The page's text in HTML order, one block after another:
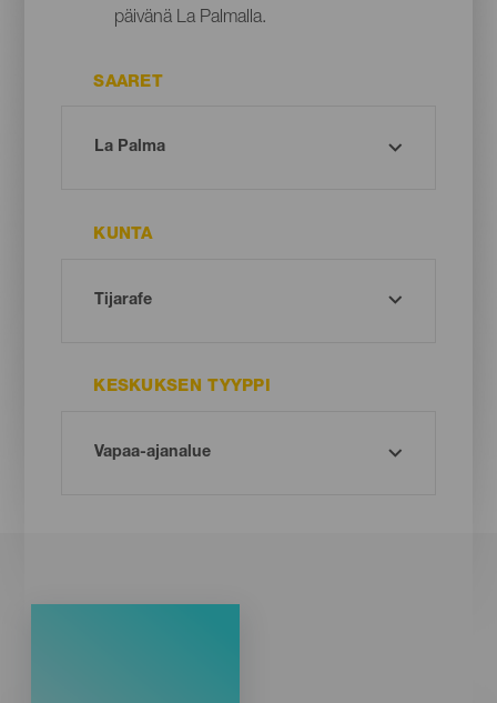
päivänä La Palmalla.
SAARET
KUNTA
KESKUKSEN TYYPPI